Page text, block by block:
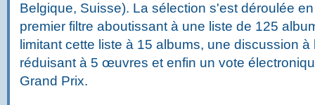
Belgique, Suisse). La sélection s'est déroulée
premier filtre aboutissant à une liste de 125
limitant cette liste à 15 albums, une discussion
réduisant à 5 œuvres et enfin un vote
Grand Prix.